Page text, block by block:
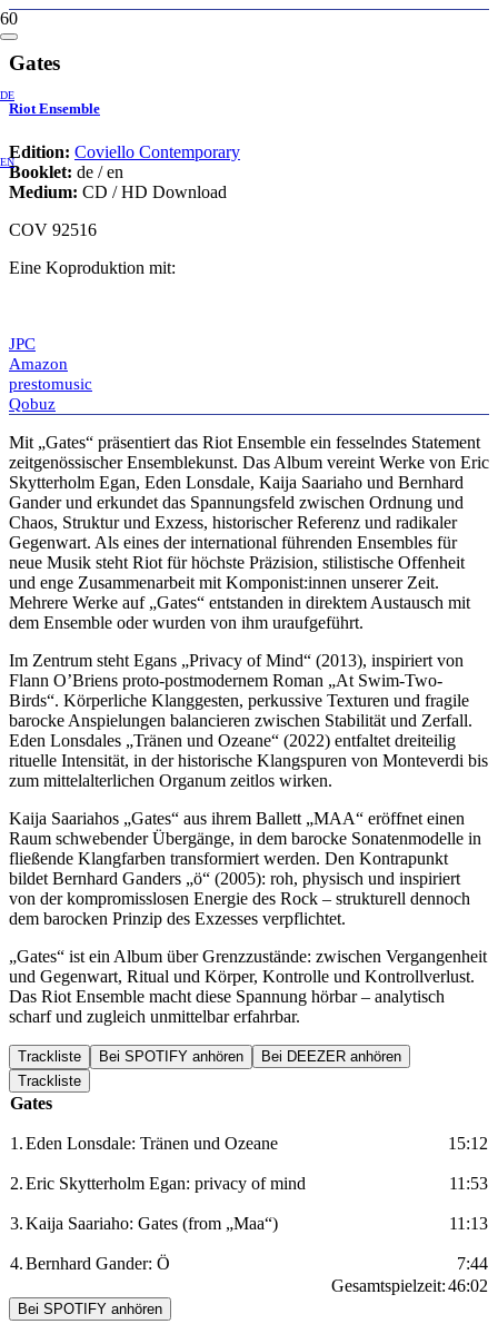
DE
EN
Gates
Riot Ensemble
Edition: Coviello Contemporary
Booklet: de / en
Medium: CD / HD Download
COV 92516
Eine Koproduktion mit:
JPC
Amazon
prestomusic
Qobuz
Mit „Gates“ präsentiert das Riot Ensemble ein fesselndes Statement
zeitgenössischer Ensemblekunst. Das Album vereint Werke von Eric
Skytterholm Egan, Eden Lonsdale, Kaija Saariaho und Bernhard
Gander und erkundet das Spannungsfeld zwischen Ordnung und
Chaos, Struktur und Exzess, historischer Referenz und radikaler
Gegenwart. Als eines der international führenden Ensembles für
neue Musik steht Riot für höchste Präzision, stilistische Offenheit
und enge Zusammenarbeit mit Komponist:innen unserer Zeit.
Mehrere Werke auf „Gates“ entstanden in direktem Austausch mit
dem Ensemble oder wurden von ihm uraufgeführt.
Im Zentrum steht Egans „Privacy of Mind“ (2013), inspiriert von
Flann O’Briens proto-postmodernem Roman „At Swim-Two-
Birds“. Körperliche Klanggesten, perkussive Texturen und fragile
barocke Anspielungen balancieren zwischen Stabilität und Zerfall.
Eden Lonsdales „Tränen und Ozeane“ (2022) entfaltet dreiteilig
rituelle Intensität, in der historische Klangspuren von Monteverdi bis
zum mittelalterlichen Organum zeitlos wirken.
Kaija Saariahos „Gates“ aus ihrem Ballett „MAA“ eröffnet einen
Raum schwebender Übergänge, in dem barocke Sonatenmodelle in
fließende Klangfarben transformiert werden. Den Kontrapunkt
bildet Bernhard Ganders „ö“ (2005): roh, physisch und inspiriert
von der kompromisslosen Energie des Rock – strukturell dennoch
dem barocken Prinzip des Exzesses verpflichtet.
„Gates“ ist ein Album über Grenzzustände: zwischen Vergangenheit
und Gegenwart, Ritual und Körper, Kontrolle und Kontrollverlust.
Das Riot Ensemble macht diese Spannung hörbar – analytisch
scharf und zugleich unmittelbar erfahrbar.
Trackliste Bei SPOTIFY anhören
Bei DEEZER anhören
Trackliste
Gates
1.Eden Lonsdale: Tränen und Ozeane 15:12
2.Eric Skytterholm Egan: privacy of mind 11:53
3.Kaija Saariaho: Gates (from „Maa“) 11:13
4.Bernhard Gander: Ö
7:44
Gesamtspielzeit:46:02
Bei SPOTIFY anhören